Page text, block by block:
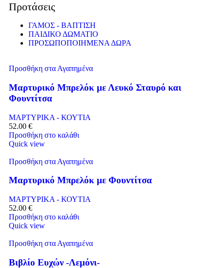
Προτάσεις
ΓΑΜΟΣ - ΒΑΠΤΙΣΗ
ΠΑΙΔΙΚΟ ΔΩΜΑΤΙΟ
ΠΡΟΣΩΠΟΠΟΙΗΜΕΝΑ ΔΩΡΑ
Προσθήκη στα Αγαπημένα
Μαρτυρικό Μπρελόκ με Λευκό Σταυρό και
Φουντίτσα
ΜΑΡΤΥΡΙΚΑ - ΚΟΥΤΙΑ
52.00 €
Προσθήκη στο καλάθι
Quick view
Προσθήκη στα Αγαπημένα
Μαρτυρικό Μπρελόκ με Φουντίτσα
ΜΑΡΤΥΡΙΚΑ - ΚΟΥΤΙΑ
52.00 €
Προσθήκη στο καλάθι
Quick view
Προσθήκη στα Αγαπημένα
Βιβλίο Ευχών -Λεμόνι-